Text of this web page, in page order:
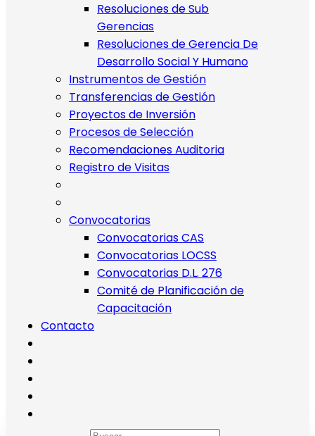
Resoluciones de Sub
Gerencias
Resoluciones de Gerencia De
Desarrollo Social Y Humano
Instrumentos de Gestión
Transferencias de Gestión
Proyectos de Inversión
Procesos de Selección
Recomendaciones Auditoria
Registro de Visitas
Convocatorias
Convocatorias CAS
Convocatorias LOCSS
Convocatorias D.L. 276
Comité de Planificación de
Capacitación
Contacto
Calendario de eventos